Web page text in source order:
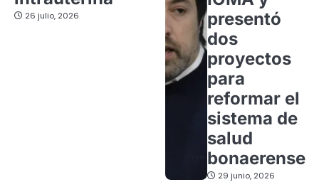
26 julio, 2026
presentó
dos
proyectos
para
reformar el
sistema de
salud
bonaerense
29 junio, 2026